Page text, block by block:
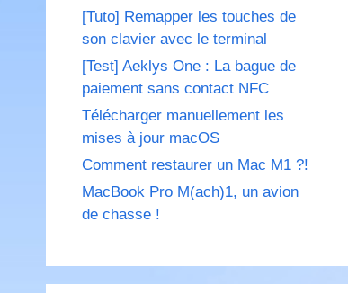
[Tuto] Remapper les touches de
son clavier avec le terminal
[Test] Aeklys One : La bague de
paiement sans contact NFC
Télécharger manuellement les
mises à jour macOS
Comment restaurer un Mac M1 ?!
MacBook Pro M(ach)1, un avion
de chasse !